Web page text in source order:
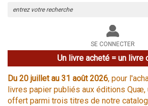
le
site
SE CONNECTER
Un livre acheté = un livre
Du 20 juillet au 31 août 2026, pour
livres papier publiés aux éditions Quæ,
offert parmi trois titres de notre